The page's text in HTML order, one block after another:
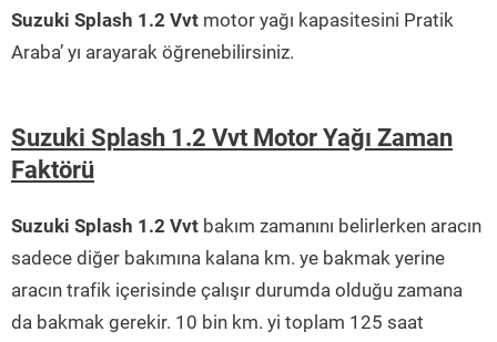
Suzuki Splash 1.2 Vvt motor yağı kapasitesini Pratik
Araba’ yı arayarak öğrenebilirsiniz.
Suzuki Splash 1.2 Vvt Motor Yağı Zaman
Faktörü
Suzuki Splash 1.2 Vvt bakım zamanını belirlerken aracın
sadece diğer bakımına kalana km. ye bakmak yerine
aracın trafik içerisinde çalışır durumda olduğu zamana
da bakmak gerekir. 10 bin km. yi toplam 125 saat